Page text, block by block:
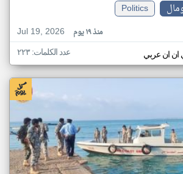
Politics
Jul 19, 2026
منذ ١٩ يوم
ان عربي عدد الكلمات: ٢٢٣